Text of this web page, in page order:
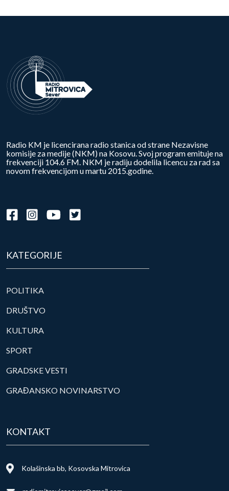
Radio KM je licencirana radio stanica od strane Nezavisne
komisije za medije (NKM) na Kosovu. Svoj program emituje na
frekvenciji 104.6 FM. NKM je radiju dodelila licencu za rad sa
novom frekvencijom u martu 2015.godine.
KATEGORIJE
POLITIKA
DRUŠTVO
KULTURA
SPORT
GRADSKE VESTI
GRAĐANSKO NOVINARSTVO
KONTAKT
Kolašinska bb, Kosovska Mitrovica